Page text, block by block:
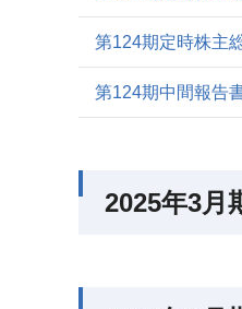
第124期定時株主
第124期中間報告
2025年3月